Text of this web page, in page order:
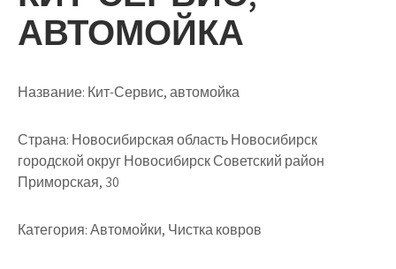
АВТОМОЙКА
Название: Кит-Сервис, автомойка
Страна: Новосибирская область Новосибирск
городской округ Новосибирск Советский район
Приморская, 30
Категория:Автомойки, Чистка ковров